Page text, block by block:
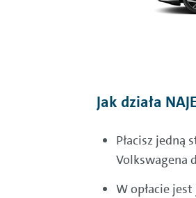
Jak działa
Płacisz jedną
Volkswagena
W opłacie